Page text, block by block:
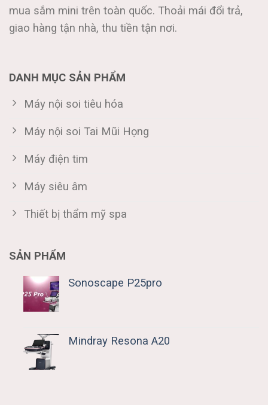
mua sắm mini trên toàn quốc. Thoải mái đổi trả,
giao hàng tận nhà, thu tiền tận nơi.
DANH MỤC SẢN PHẨM
Máy nội soi tiêu hóa
Máy nội soi Tai Mũi Họng
Máy điện tim
Máy siêu âm
Thiết bị thẩm mỹ spa
SẢN PHẨM
Sonoscape P25pro
Mindray Resona A20